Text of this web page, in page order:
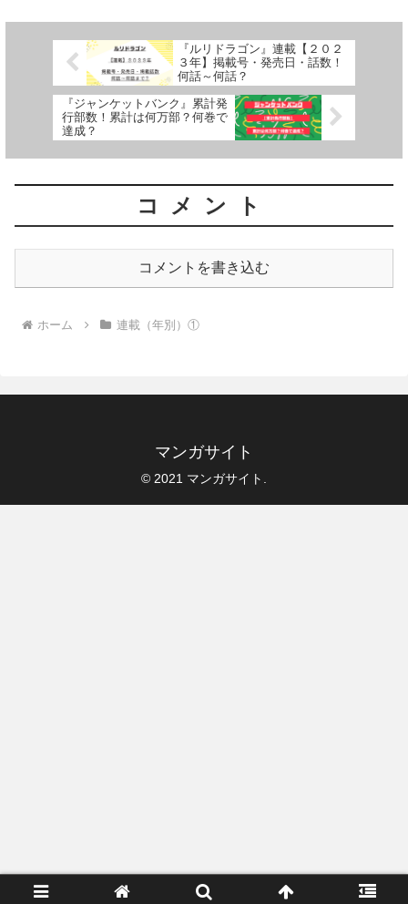
『ルリドラゴン』連載【２０２
３年】掲載号・発売日・話数！
何話～何話？
『ジャンケットバンク』累計発
行部数！累計は何万部？何巻で
達成？
コメント
コメントを書き込む
ホーム 連載（年別）①
マンガサイト
© 2021 マンガサイト.